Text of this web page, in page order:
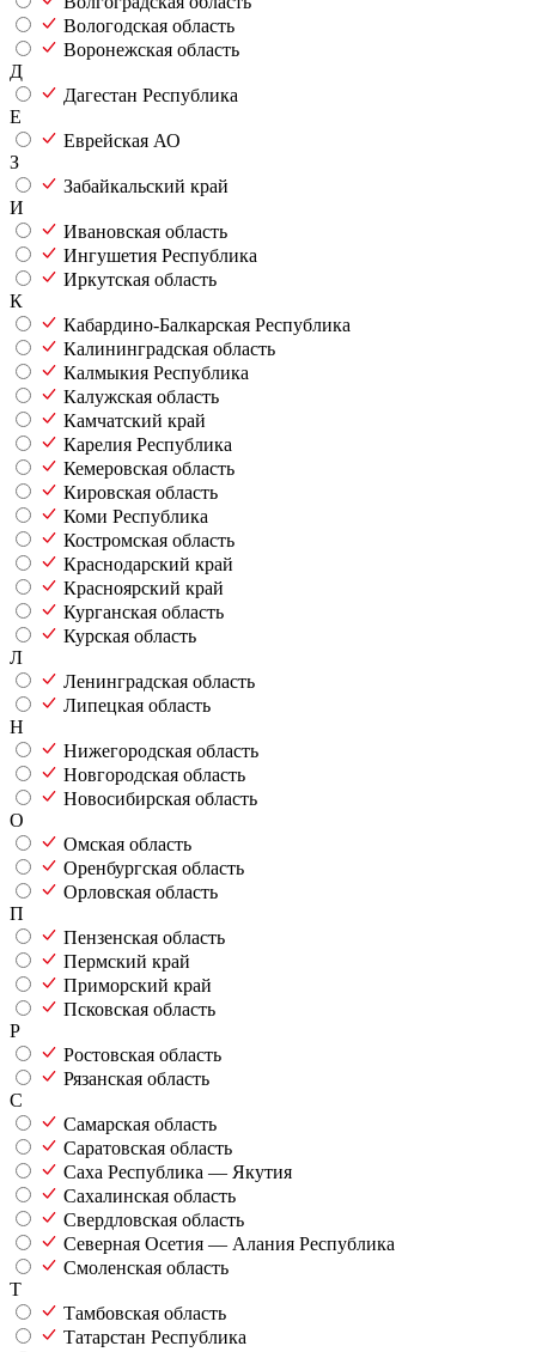
Вологодская область
Воронежская область
Д
Дагестан Республика
Е
Еврейская АО
З
Забайкальский край
И
Ивановская область
Ингушетия Республика
Иркутская область
К
Кабардино-Балкарская Республика
Калининградская область
Калмыкия Республика
Калужская область
Камчатский край
Карелия Республика
Кемеровская область
Кировская область
Коми Республика
Костромская область
Краснодарский край
Красноярский край
Курганская область
Курская область
Л
Ленинградская область
Липецкая область
Н
Нижегородская область
Новгородская область
Новосибирская область
О
Омская область
Оренбургская область
Орловская область
П
Пензенская область
Пермский край
Приморский край
Псковская область
Р
Ростовская область
Рязанская область
С
Самарская область
Саратовская область
Саха Республика — Якутия
Сахалинская область
Свердловская область
Северная Осетия — Алания Республика
Смоленская область
Т
Тамбовская область
Татарстан Республика